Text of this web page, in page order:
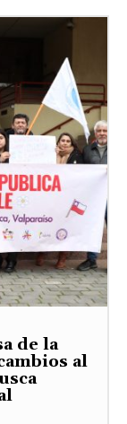
de la
al